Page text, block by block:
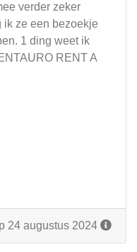
verder zeker
ik ze een bezoekje
1 ding weet ik
RENT A
24 augustus 2024